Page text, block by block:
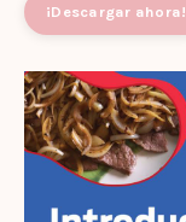
¡Descargar ahora!